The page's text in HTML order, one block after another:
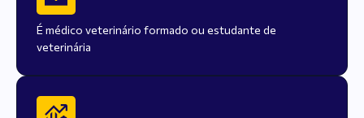
É médico veterinário formado ou estudante de
veterinária